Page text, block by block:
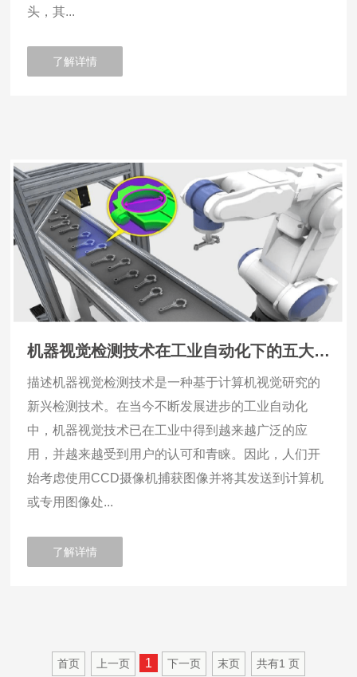
头，其...
了解详情
机器视觉检测技术在工业自动化下的五大应用
描述机器视觉检测技术是一种基于计算机视觉研究的
新兴检测技术。在当今不断发展进步的工业自动化
中，机器视觉技术已在工业中得到越来越广泛的应
用，并越来越受到用户的认可和青睐。因此，人们开
始考虑使用CCD摄像机捕获图像并将其发送到计算机
或专用图像处...
了解详情
首页 上一页 1 下一页 末页 共有1 页